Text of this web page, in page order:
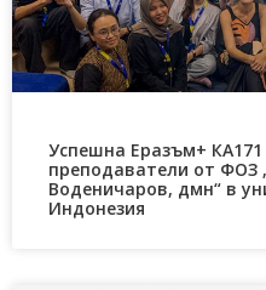
Успешна Еразъм+
преподаватели от ФОЗ
Воденичаров, дмн“ в
Индонезия